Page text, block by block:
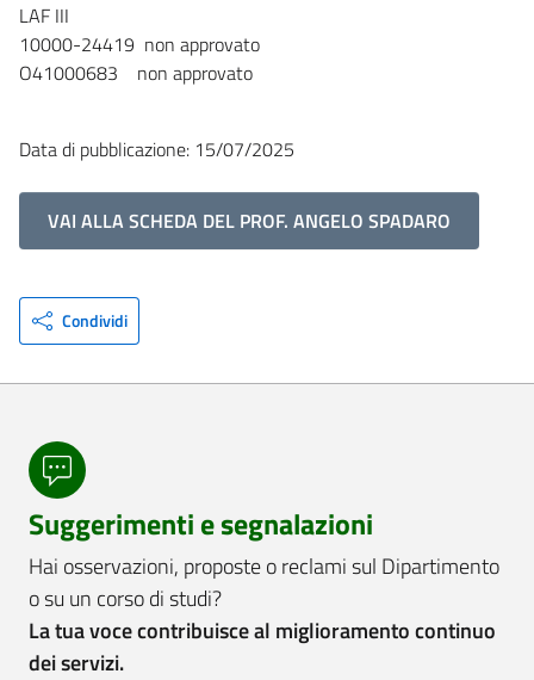
LAF III
10000-24419 non approvato
O41000683 non approvato
Data di pubblicazione: 15/07/2025
VAI ALLA SCHEDA DEL PROF. ANGELO SPADARO
Condividi
Suggerimenti e segnalazioni
Hai osservazioni, proposte o reclami sul Dipartimento
o su un corso di studi?
La tua voce contribuisce al miglioramento continuo
dei servizi.